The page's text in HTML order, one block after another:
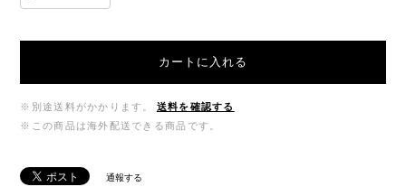
カートに入れる
※別途送料がかかります。
送料を確認する
※この商品は海外配送できる商品です。
通報する